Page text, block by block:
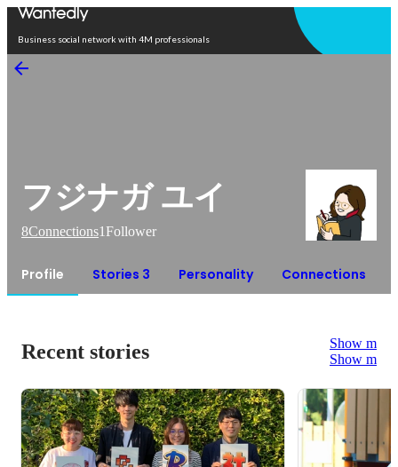
Business social network with 4M professionals
フジナガ ユイ
8Connections1Follower
Profile Stories 3 Personality Connections
Recent stories
Show more
Show more